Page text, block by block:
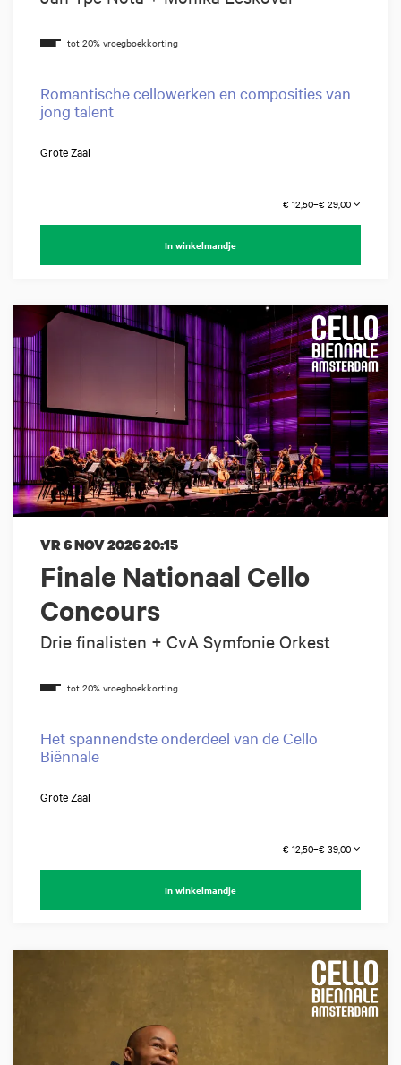
Romantische cellowerken en composities van
jong talent
Grote Zaal
€ 12,50–€ 29,00
In winkelmandje
Finale Nationaal Cello
Concours
Drie finalisten + CvA Symfonie Orkest
VR 6 NOV 202620:15
Het spannendste onderdeel van de Cello
Biënnale
Grote Zaal
€ 12,50–€ 39,00
In winkelmandje